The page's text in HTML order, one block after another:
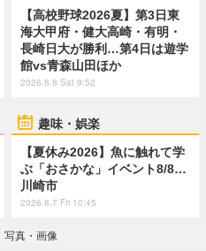
【高校野球2026夏】第3日東
海大甲府・健大高崎・有明・
長崎日大が勝利…第4日は遊学
館vs青森山田ほか
2026.8.8 Sat 9:52
趣味・娯楽
【夏休み2026】魚に触れて学
ぶ「おさかな」イベント8/8…
川崎市
2026.8.7 Fri 10:45
写真・画像